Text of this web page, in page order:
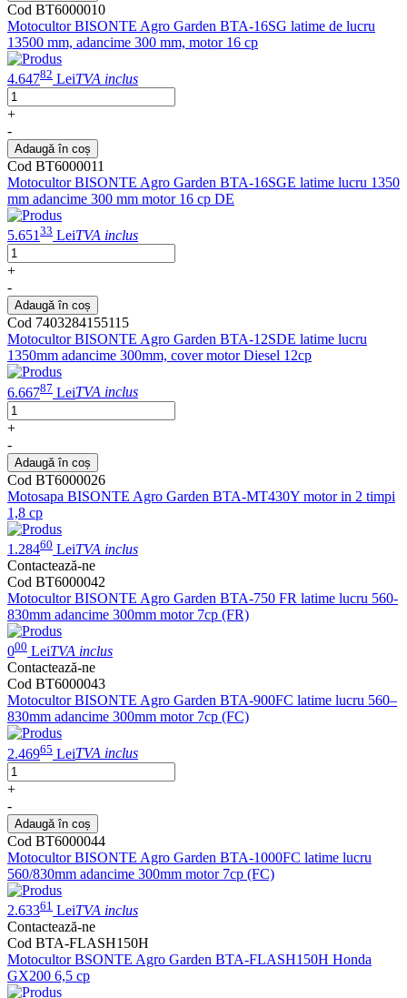
Cod BT6000010
Motocultor BISONTE Agro Garden BTA-16SG latime de lucru
13500 mm, adancime 300 mm, motor 16 cp
4.64782 LeiTVA inclus
+
-
Adaugă în coș
Cod BT6000011
Motocultor BISONTE Agro Garden BTA-16SGE latime lucru 1350
mm adancime 300 mm motor 16 cp DE
5.651 33 LeiTVA inclus
+
-
Adaugă în coș
Cod 7403284155115
Motocultor BISONTE Agro Garden BTA-12SDE latime lucru
1350mm adancime 300mm, cover motor Diesel 12cp
6.66787 LeiTVA inclus
+
-
Adaugă în coș
Cod BT6000026
Motosapa BISONTE Agro Garden BTA-MT430Y motor in 2 timpi
1,8 cp
1.28460 LeiTVA inclus
Contactează-ne
Cod BT6000042
Motocultor BISONTE Agro Garden BTA-750 FR latime lucru 560-
830mm adancime 300mm motor 7cp (FR)
000 LeiTVA inclus
Contactează-ne
Cod BT6000043
Motocultor BISONTE Agro Garden BTA-900FC latime lucru 560–
830mm adancime 300mm motor 7cp (FC)
2.46965 LeiTVA inclus
+
-
Adaugă în coș
Cod BT6000044
Motocultor BISONTE Agro Garden BTA-1000FC latime lucru
560/830mm adancime 300mm motor 7cp (FC)
2.63361 LeiTVA inclus
Contactează-ne
Cod BTA-FLASH150H
Motocultor BSONTE Agro Garden BTA-FLASH150H Honda
GX200 6,5 cp